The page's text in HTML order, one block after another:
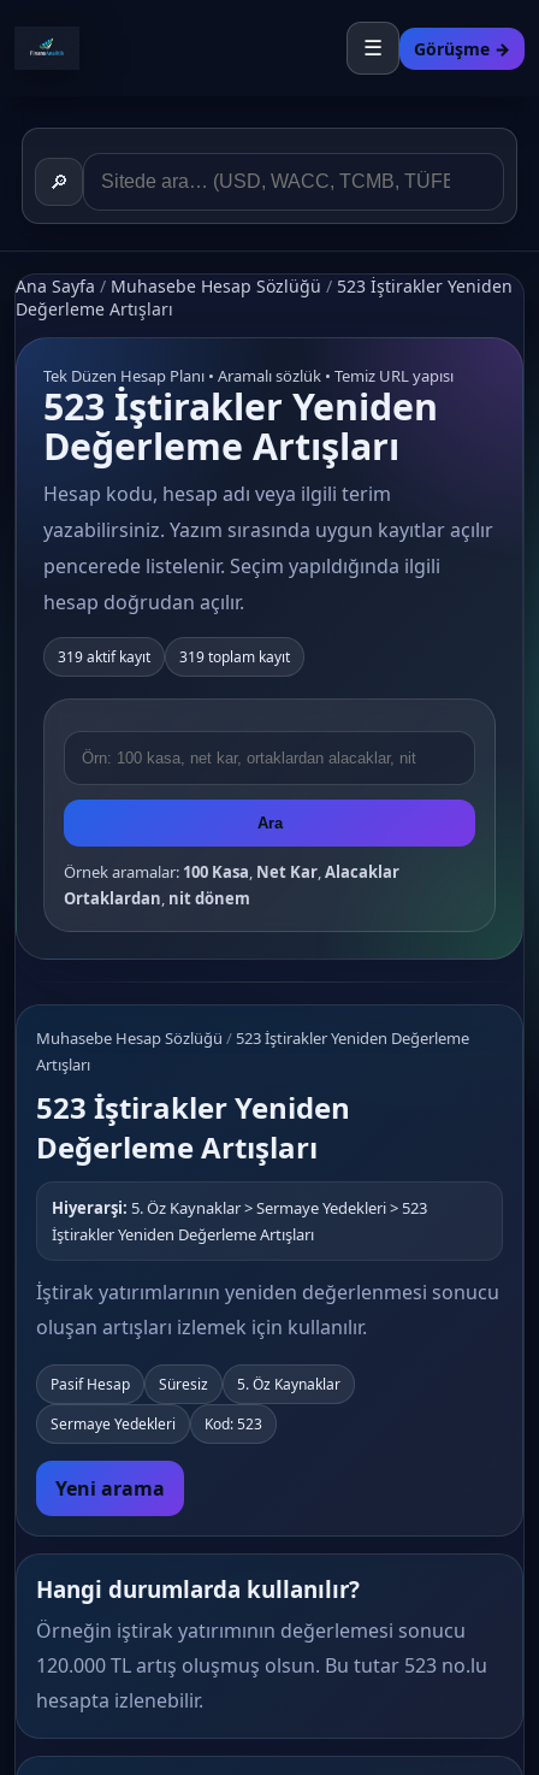
☰ Görüşme →
🔎
Ana Sayfa / Muhasebe Hesap Sözlüğü / 523 İştirakler Yeniden
Değerleme Artışları
Tek Düzen Hesap Planı • Aramalı sözlük • Temiz URL yapısı
523 İştirakler Yeniden
Değerleme Artışları
Hesap kodu, hesap adı veya ilgili terim
yazabilirsiniz. Yazım sırasında uygun kayıtlar açılır
pencerede listelenir. Seçim yapıldığında ilgili
hesap doğrudan açılır.
319 aktif kayıt 319 toplam kayıt
Ara
Örnek aramalar: 100 Kasa, Net Kar,Alacaklar
Ortaklardan, nit dönem
Muhasebe Hesap Sözlüğü / 523 İştirakler Yeniden Değerleme
Artışları
523 İştirakler Yeniden
Değerleme Artışları
Hiyerarşi: 5. Öz Kaynaklar > Sermaye Yedekleri > 523
İştirakler Yeniden Değerleme Artışları
İştirak yatırımlarının yeniden değerlenmesi sonucu
oluşan artışları izlemek için kullanılır.
Pasif Hesap Süresiz
5. Öz Kaynaklar
Sermaye Yedekleri
Kod: 523
Yeni arama
Hangi durumlarda kullanılır?
Örneğin iştirak yatırımının değerlemesi sonucu
120.000 TL artış oluşmuş olsun. Bu tutar 523 no.lu
hesapta izlenebilir.